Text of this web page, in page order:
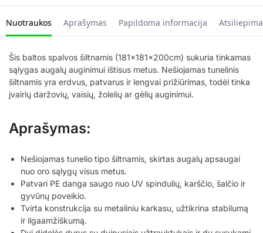
Nuotraukos Aprašymas Papildoma informacija
Šis baltos spalvos šiltnamis (181x181x200cm) sukuria tinkamas
sąlygas augalų auginimui ištisus metus. Nešiojamas tunelinis
šiltnamis yra erdvus, patvarus ir lengvai prižiūrimas, todėl tinka
įvairių daržovių, vaisių, žolelių ar gėlių auginimui.
Aprašymas:
Nešiojamas tunelio tipo šiltnamis, skirtas augalų apsaugai
nuo oro sąlygų visus metus.
Patvari PE danga saugo nuo UV spindulių, karščio, šalčio ir
gyvūnų poveikio.
Tvirta konstrukcija su metaliniu karkasu, užtikrina stabilumą
ir ilgaamžiškumą.